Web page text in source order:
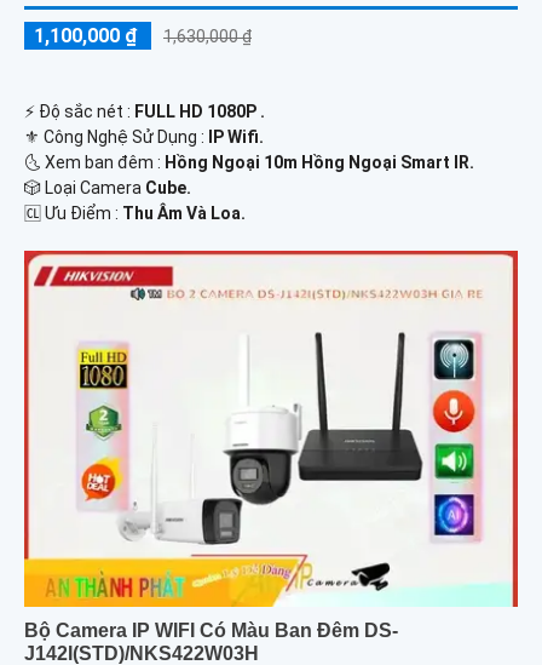
1,100,000 ₫ 1,630,000 ₫
️⚡ Độ sắc nét : FULL HD 1080P .
⚜️ Công Nghệ Sử Dụng :
IP Wifi.
🌜 Xem ban đêm : Hồng Ngoại 10m Hồng Ngoại Smart IR.
🎲 Loại Camera Cube.
️🆑 Ưu Điểm : Thu Âm Và Loa.
Bộ Camera IP WIFI Có Màu Ban Đêm DS-
J142I(STD)/NKS422W03H